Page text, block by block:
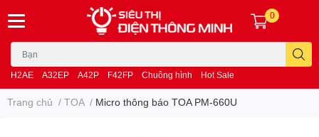
H2AE A32EP A42P F42FP Chuông hình Hot Sale
0
Trang chủ / TOA / Micro thông báo TOA PM-660U